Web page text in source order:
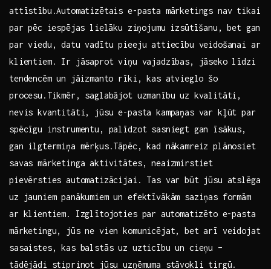
attīstību.Automatizētais‍ e-pasta mārketings nav tikai
par pēc ⁤iespējas lielāku ⁤ziņojumu izsūtīšanu, bet gan
par viedu, datu vadītu pieeju attiecību veidošanai ⁣ar
klientiem. Ir jāsaprot viņu vajadzības, jāseko līdzi
tendencēm⁢ un jāizmanto rīki, kas atvieglo šo ​
procesu.Tikmēr, saglabājot uzmanību uz kvalitāti,
nevis kvantitāti, jūsu e-pasta kampaņas var kļūt ⁤par
spēcīgu instrumentu, palīdzot‍ sasniegt gan īsākus,
gan ilgtermiņa mērķus.Tāpēc, kad nākamreiz plānosiet
savas mārketinga aktivitātes, neaizmirstiet
pievērsties automatizācijai. Tas var būt jūsu atslēga
uz jauniem panākumiem un efektīvākām saziņas formām
ar klientiem. Izglītojoties ‌par⁣ automatizēto e-pasta
mārketingu,‍ jūs ne vien komunicējat, bet ​arī veidojat
sasaistes, kas balstās uz​ uzticību un cieņu ​–
tādējādi stiprinot jūsu uzņēmuma stāvokli tirgū.